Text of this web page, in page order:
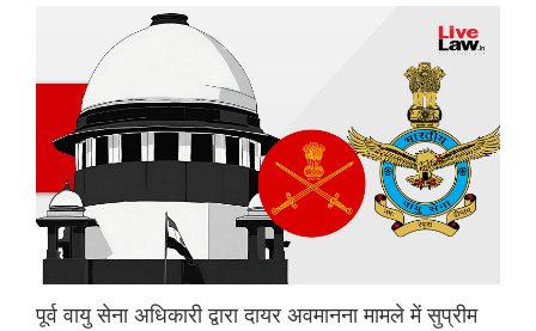
पूर्व वायु सेना अधिकारी द्वारा दायर अवमानना मामले में सुप्रीम